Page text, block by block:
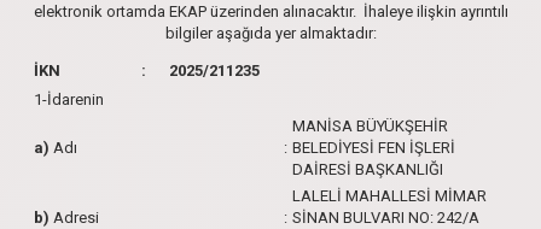
elektronik ortamda EKAP üzerinden alınacaktır. İhaleye ilişkin ayrıntılı
bilgiler aşağıda yer almaktadır:
İKN :
2025/211235
1-İdarenin
a) Adı :
MANİSA BÜYÜKŞEHİR
BELEDİYESİ FEN İŞLERİ
DAİRESİ BAŞKANLIĞI
b) Adresi :
LALELİ MAHALLESİ MİMAR
SİNAN BULVARI NO: 242/A